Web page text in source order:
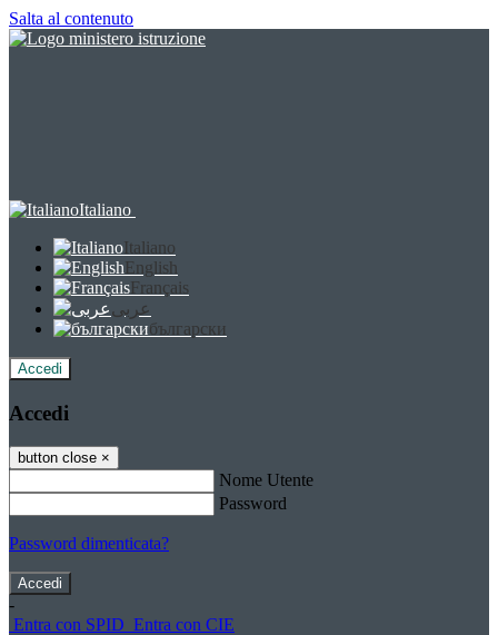
Salta al contenuto
Italiano
Italiano
English
Français
عربى
български
Accedi
Accedi
button close ×
Nome Utente
Password
Password dimenticata?
-
Entra con SPID Entra con CIE